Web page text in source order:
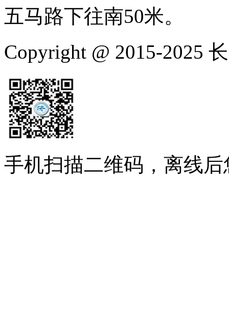
五马路下往南50米。
Copyright @ 2015-2025
手机扫描二维码，离线